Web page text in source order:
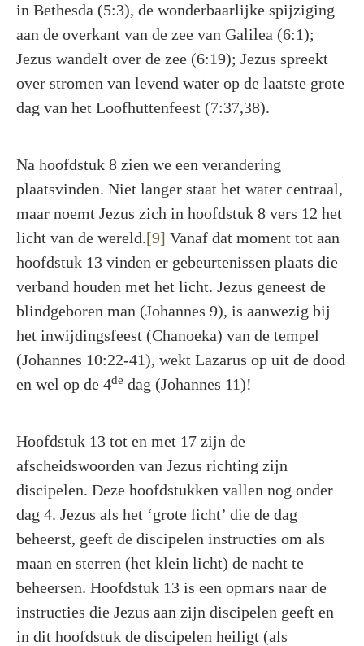
in Bethesda (5:3), de wonderbaarlijke spijziging
aan de overkant van de zee van Galilea (6:1);
Jezus wandelt over de zee (6:19); Jezus spreekt
over stromen van levend water op de laatste grote
dag van het Loofhuttenfeest (7:37,38).
Na hoofdstuk 8 zien we een verandering
plaatsvinden. Niet langer staat het water centraal,
maar noemt Jezus zich in hoofdstuk 8 vers 12 het
licht van de wereld.[9] Vanaf dat moment tot aan
hoofdstuk 13 vinden er gebeurtenissen plaats die
verband houden met het licht. Jezus geneest de
blindgeboren man (Johannes 9), is aanwezig bij
het inwijdingsfeest (Chanoeka) van de tempel
(Johannes 10:22-41), wekt Lazarus op uit de dood
en wel op de 4de dag (Johannes 11)!
Hoofdstuk 13 tot en met 17 zijn de
afscheidswoorden van Jezus richting zijn
discipelen. Deze hoofdstukken vallen nog onder
dag 4. Jezus als het ‘grote licht’ die de dag
beheerst, geeft de discipelen instructies om als
maan en sterren (het klein licht) de nacht te
beheersen. Hoofdstuk 13 is een opmars naar de
instructies die Jezus aan zijn discipelen geeft en
in dit hoofdstuk de discipelen heiligt (als